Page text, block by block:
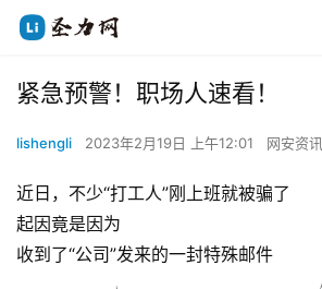
紧急预警！职场人速看！
lishengli 2023年2月19日 上午12:01 网安资讯
近日，不少“打工人”刚上班就被骗了
起因竟是因为
收到了“公司”发来的一封特殊邮件